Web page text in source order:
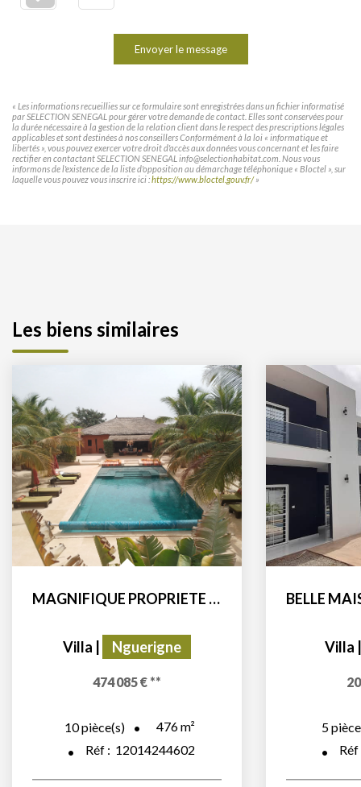
Envoyer le message
« Les informations recueillies sur ce formulaire sont enregistrées dans un fichier informatisé
par SELECTION SENEGAL pour gérer votre demande de contact. Elles sont conservées pour
la durée nécessaire à la gestion de la relation client dans le respect des prescriptions légales
applicables et sont destinées à nos conseillers Conformément à la loi « informatique et
libertés », vous pouvez exercer votre droit d'accès aux données vous concernant et les faire
rectifier en contactant SELECTION SENEGAL info@selectionhabitat.com. Nous vous
informons de l'existence de la liste d'opposition au démarchage téléphonique « Bloctel », sur
laquelle vous pouvez vous inscrire ici :https://www.bloctel.gouv.fr/»
Les biens similaires
MAGNIFIQUE PROPRIETE SUR UN DOMAINE DE PRES DE 6000m2
Villa Nguerigne
474 085 € **
10pièce(s) 476m²
Réf : 12014244602
Villa
5